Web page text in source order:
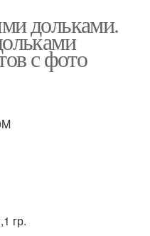
дольками.
с фото
гр.